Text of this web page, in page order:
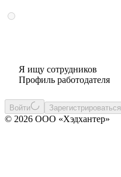
Я ищу сотрудников
Профиль работодателя
Войти Зарегистрироваться
© 2026 ООО «Хэдхантер»